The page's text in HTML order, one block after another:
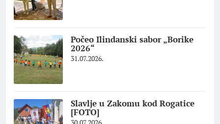
Počeo Ilindanski sabor „Borike
2026“
31.07.2026.
Slavlje u Zakomu kod Rogatice
[FOTO]